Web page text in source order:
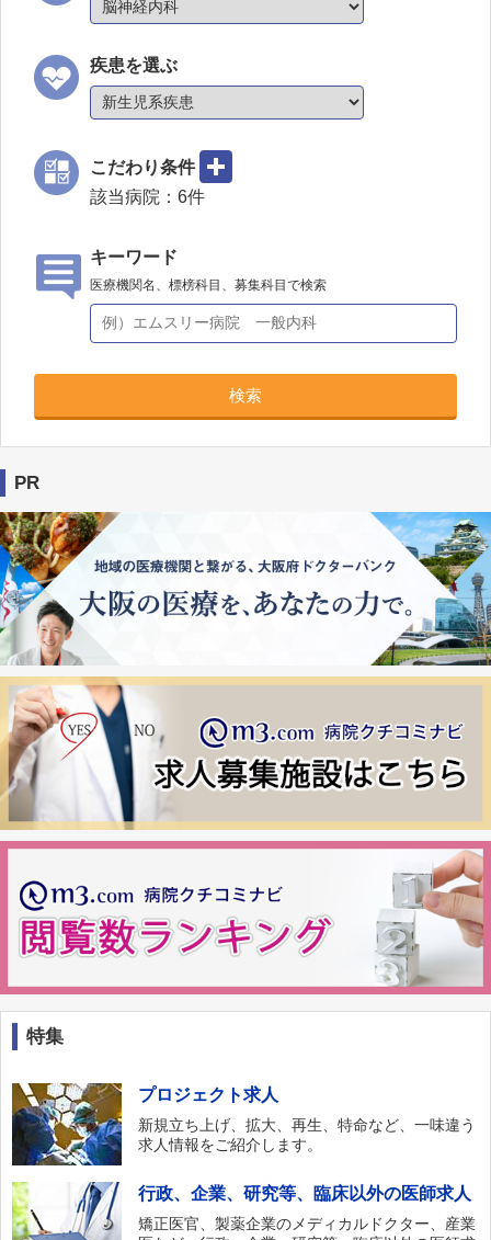
疾患を選ぶ
こだわり条件
該当病院： 6件
キーワード
医療機関名、標榜科目、募集科目で検索
検索
PR
特集
プロジェクト求人
新規立ち上げ、拡大、再生、特命など、一味違う
求人情報をご紹介します。
行政、企業、研究等、臨床以外の医師求人
矯正医官、製薬企業のメディカルドクター、産業